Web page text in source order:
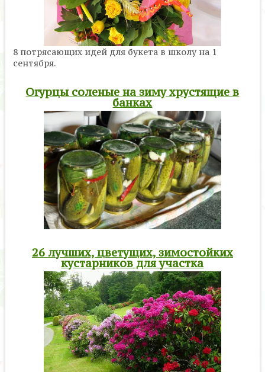
8 потрясающих идей для букета в школу на 1
сентября.
Огурцы соленые на зиму хрустящие в
банках
26 лучших, цветущих, зимостойких
кустарников для участка